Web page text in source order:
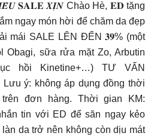
𝐒𝐀𝐋𝐄 𝑿𝑰̣𝑵 Chào Hè, 𝐄𝐃 tặng
ngay món hời để chăm da đẹp
mái SALE LÊN ĐẾN 𝟑𝟗% (một
Obagi, sữa rửa mặt Zo, Arbutin
hồi Kinetine+…) TƯ VẤN
Lưu ý: không áp dụng đồng thời
đơn hàng. Thời gian KM:
tin với ED để săn ngay kẻo
làn da trở nên không còn dịu mát